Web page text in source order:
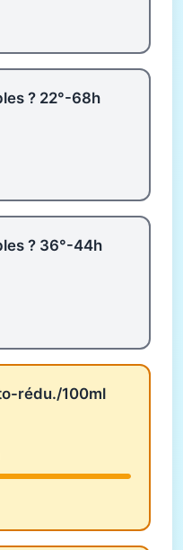
? 22°-68h
? 36°-44h
rédu./100ml